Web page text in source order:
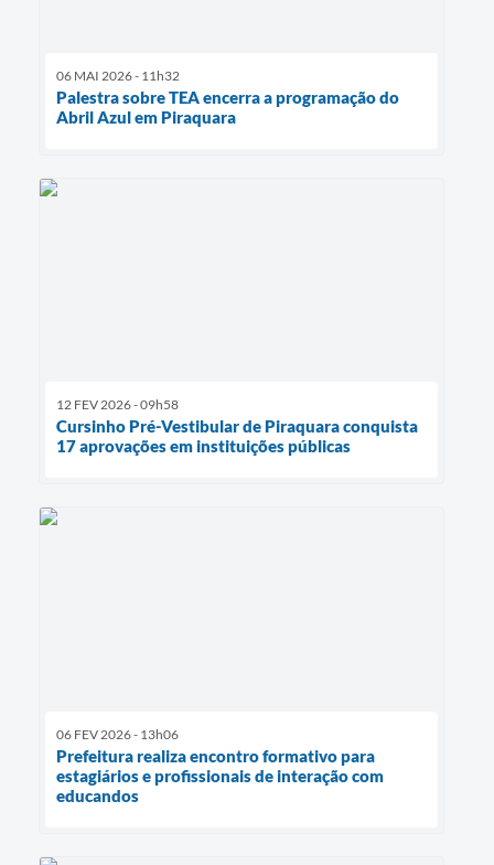
06 MAI 2026 - 11h32
Palestra sobre TEA encerra a programação do
Abril Azul em Piraquara
12 FEV 2026 - 09h58
Cursinho Pré-Vestibular de Piraquara conquista
17 aprovações em instituições públicas
06 FEV 2026 - 13h06
Prefeitura realiza encontro formativo para
estagiários e profissionais de interação com
educandos